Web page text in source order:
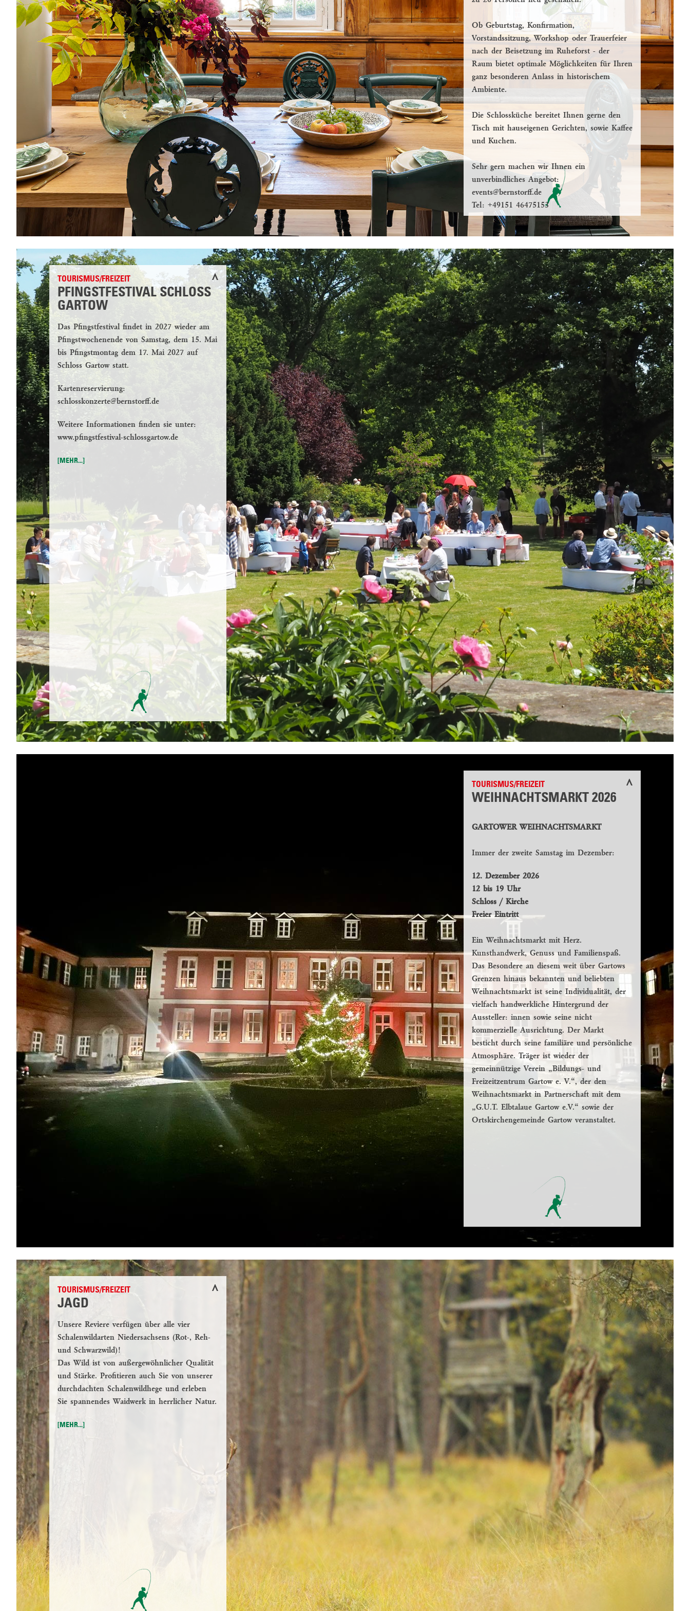
-
RUCKSMOOR
BRAUHAUS
SCHLOSS
GARTOW
BRAUHAUS
GARTOWER
TOURISMUS/FREIZEIT
PFINGSTFESTIVAL
SCHLOSS
GARTOW
WEIHNACHTSMARKT
EVENTLOCATIONS
ANGELN
REITEN
HOFLADEN
LANDWIRTSCHAFT
ACKERBAU
UND
GRÜNLAND
ARTENSCHONENDE
MAHDVERFAHREN
AKTUELLES
FAMILIE
VON
BERNSTORFF
HISTORIE
SCHLOSSFÜHRUNGEN
Ob Geburtstag, Konfirmation,
Vorstandssitzung, Workshop oder Trauerfeier
nach der Beisetzung im Ruheforst - der
Raum bietet optimale Möglichkeiten für Ihren
ganz besonderen Anlass in historischem
Ambiente.
Die Schlossküche bereitet Ihnen gerne den
Tisch mit hauseigenen Gerichten, sowie Kaffee
und Kuchen.
Sehr gern machen wir Ihnen ein
unverbindliches Angebot:
events@bernstorff.de
Tel: +49151 46475153
TOURISMUS/FREIZEIT
PFINGSTFESTIVAL SCHLOSS
GARTOW
Das Pfingstfestival findet in 2027 wieder am
Pfingstwochenende von Samstag, dem 15. Mai
bis Pfingstmontag dem 17. Mai 2027 auf
Schloss Gartow statt.
Kartenreservierung:
schlosskonzerte@bernstorff.de
Weitere Informationen finden sie unter:
www.pfingstfestival-schlossgartow.de
[MEHR...]
TOURISMUS/FREIZEIT
WEIHNACHTSMARKT 2026
GARTOWER WEIHNACHTSMARKT
Immer der zweite Samstag im Dezember:
12. Dezember 2026
12 bis 19 Uhr
Schloss / Kirche
Freier Eintritt
Ein Weihnachtsmarkt mit Herz.
Kunsthandwerk, Genuss und Familienspaß.
Das Besondere an diesem weit über Gartows
Grenzen hinaus bekannten und beliebten
Weihnachtsmarkt ist seine Individualität, der
vielfach handwerkliche Hintergrund der
Aussteller: innen sowie seine nicht
kommerzielle Ausrichtung. Der Markt
besticht durch seine familiäre und persönliche
Atmosphäre. Träger ist wieder der
gemeinnützige Verein „Bildungs- und
Freizeitzentrum Gartow e. V.“, der den
Weihnachtsmarkt in Partnerschaft mit dem
„G.U.T. Elbtalaue Gartow e.V.“ sowie der
Ortskirchengemeinde Gartow veranstaltet.
TOURISMUS/FREIZEIT
JAGD
Unsere Reviere verfügen über alle vier
Schalenwildarten Niedersachsens (Rot-, Reh-
und Schwarzwild)!
Das Wild ist von außergewöhnlicher Qualität
und Stärke. Profitieren auch Sie von unserer
durchdachten Schalenwildhege und erleben
Sie spannendes Waidwerk in herrlicher Natur.
[MEHR...]